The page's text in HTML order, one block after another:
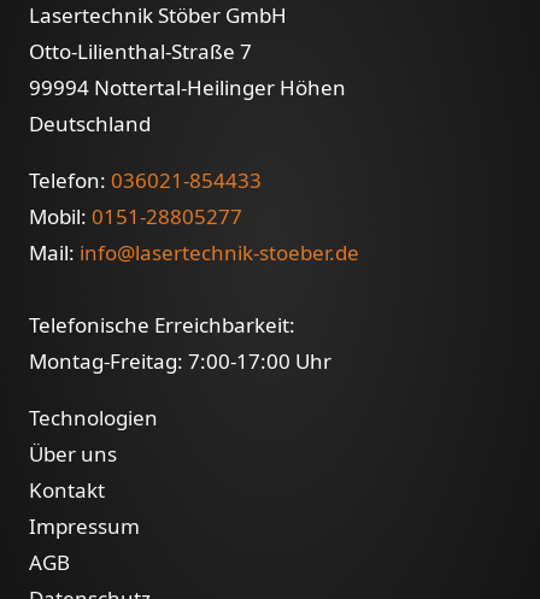
Lasertechnik Stöber GmbH
Otto-Lilienthal-Straße 7
99994 Nottertal-Heilinger Höhen
Deutschland
Telefon: 036021-854433
Mobil: 0151-28805277
Mail: info@lasertechnik-stoeber.de
Telefonische Erreichbarkeit:
Montag-Freitag: 7:00-17:00 Uhr
Technologien
Über uns
Kontakt
Impressum
AGB